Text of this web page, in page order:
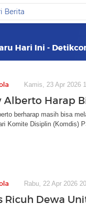
Hari Ini -
Kamis, 23 Apr 2026
Alberto Harap
berharap masih bisa
Komite Disiplin (Komdis)
Rabu, 22 Apr 2026
Ricuh Dewa